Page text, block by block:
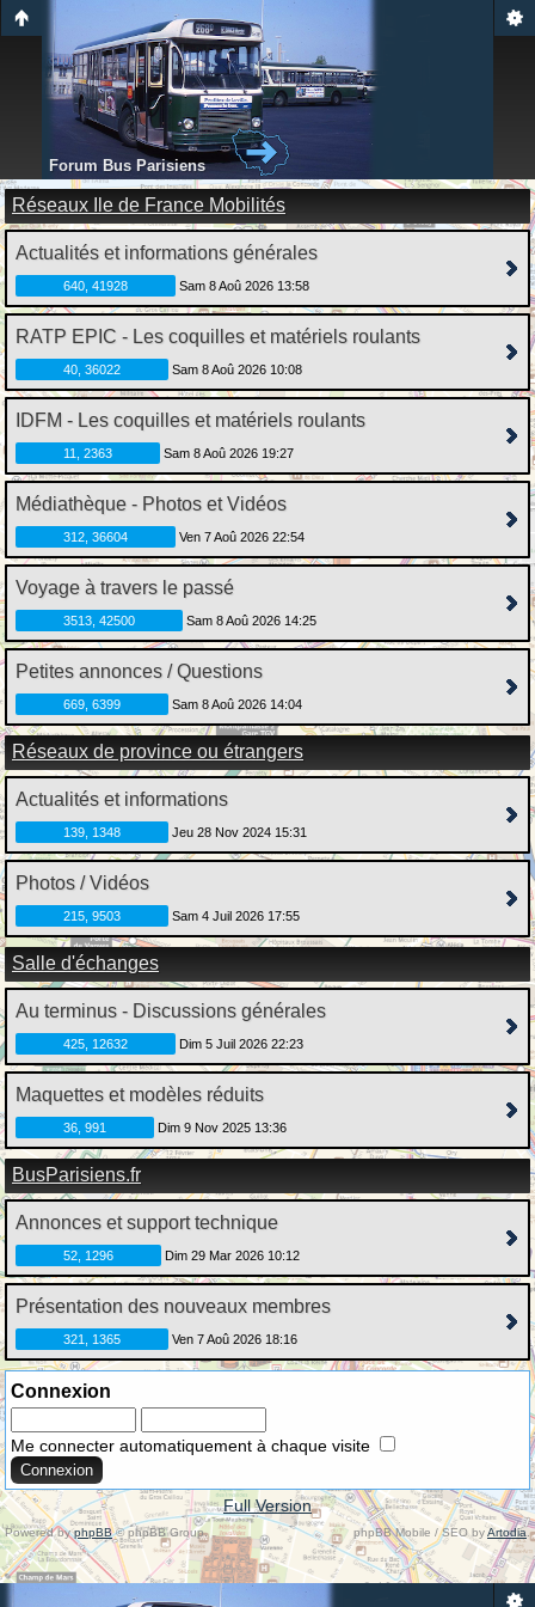
Forum Bus Parisiens
Réseaux Ile de France Mobilités
Actualités et informations générales
640, 41928 Sam 8 Aoû 2026 13:58
RATP EPIC - Les coquilles et matériels roulants
40, 36022 Sam 8 Aoû 2026 10:08
IDFM - Les coquilles et matériels roulants
11, 2363 Sam 8 Aoû 2026 19:27
Médiathèque - Photos et Vidéos
312, 36604 Ven 7 Aoû 2026 22:54
Voyage à travers le passé
3513, 42500 Sam 8 Aoû 2026 14:25
Petites annonces / Questions
669, 6399 Sam 8 Aoû 2026 14:04
Réseaux de province ou étrangers
Actualités et informations
139, 1348 Jeu 28 Nov 2024 15:31
Photos / Vidéos
215, 9503 Sam 4 Juil 2026 17:55
Salle d'échanges
Au terminus - Discussions générales
425, 12632 Dim 5 Juil 2026 22:23
Maquettes et modèles réduits
36, 991 Dim 9 Nov 2025 13:36
BusParisiens.fr
Annonces et support technique
52, 1296 Dim 29 Mar 2026 10:12
Présentation des nouveaux membres
321, 1365 Ven 7 Aoû 2026 18:16
Connexion
Me connecter automatiquement à chaque visite
Full Version
Powered byphpBB© phpBB Group. phpBB Mobile / SEO byArtodia .